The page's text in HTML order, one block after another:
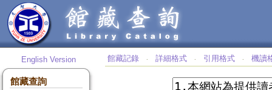
English Version
館藏查詢
館藏記錄 ‧ 詳細格式 ‧ 引用格式 ‧ 機讀